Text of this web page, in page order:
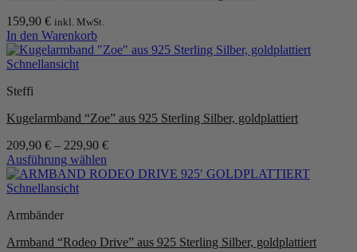
Optionen
können
auf
der
gewählt
werden
159,90 € inkl. MwSt.
In den Warenkorb
Schnellansicht
Steffi
Kugelarmband “Zoe” aus 925 Sterling Silber, goldplattiert
209,90 € – 229,90 €
Ausführung wählen
Dieses
Produkt
mehrere
auf.
Schnellansicht
Armbänder
Armband “Rodeo Drive” aus 925 Sterling Silber, goldplattiert